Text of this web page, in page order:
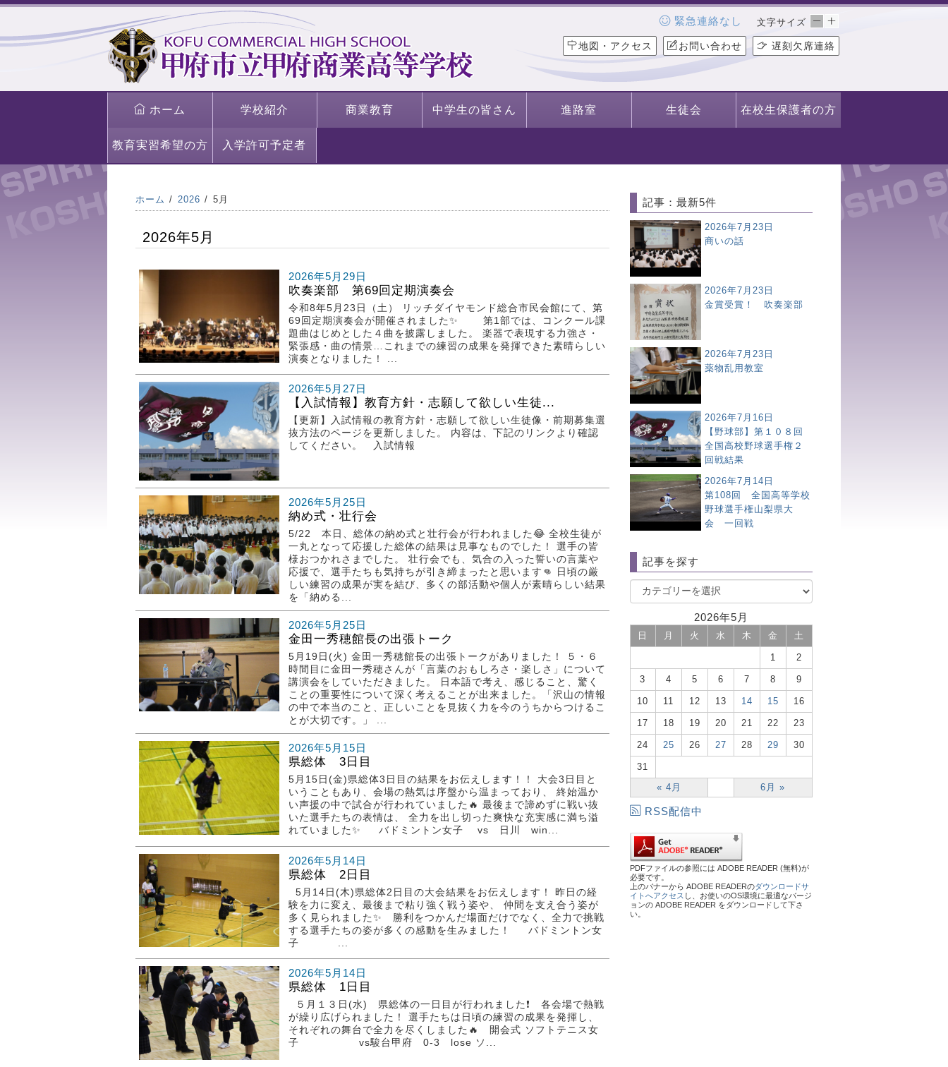
文字サイズ
地図・アクセス お問い合わせ 遅刻欠席連絡
緊急連絡なし
ホーム 学校紹介 商業教育 中学生の皆さん 進路室 生徒会 在校生保護者の方
教育実習希望の方 入学許可予定者
ホーム 2026 5月
2026年5月
2026年5月29日
吹奏楽部 第69回定期演奏会
令和8年5月23日（土） リッチダイヤモンド総合市民会館にて、第
69回定期演奏会が開催されました✨ 第1部では、コンクール課
題曲はじめとした４曲を披露しました。 楽器で表現する力強さ・
緊張感・曲の情景…これまでの練習の成果を発揮できた素晴らしい
演奏となりました！ ...
2026年5月27日
【入試情報】教育方針・志願して欲しい生徒...
【更新】入試情報の教育方針・志願して欲しい生徒像・前期募集選
抜方法のページを更新しました。 内容は、下記のリンクより確認
してください。 入試情報
2026年5月25日
納め式・壮行会
5/22 本日、総体の納め式と壮行会が行われました😂 全校生徒が
一丸となって応援した総体の結果は見事なものでした！ 選手の皆
様おつかれさまでした。 壮行会でも、気合の入った誓いの言葉や
応援で、選手たちも気持ちが引き締まったと思います👊 日頃の厳
しい練習の成果が実を結び、多くの部活動や個人が素晴らしい結果
を「納める...
2026年5月25日
金田一秀穂館長の出張トーク
5月19日(火) 金田一秀穂館長の出張トークがありました！ ５・６
時間目に金田一秀穂さんが「言葉のおもしろさ・楽しさ」について
講演会をしていただきました。 日本語で考え、感じること、驚く
ことの重要性について深く考えることが出来ました。「沢山の情報
の中で本当のこと、正しいことを見抜く力を今のうちからつけるこ
とが大切です。」 ...
2026年5月15日
県総体 3日目
5月15日(金)県総体3日目の結果をお伝えします！！ 大会3日目と
いうこともあり、会場の熱気は序盤から温まっており、 終始温か
い声援の中で試合が行われていました🔥 最後まで諦めずに戦い抜
いた選手たちの表情は、 全力を出し切った爽快な充実感に満ち溢
れていました✨ バドミントン女子 vs 日川 win...
2026年5月14日
県総体 2日目
5月14日(木)県総体2日目の大会結果をお伝えします！ 昨日の経
験を力に変え、最後まで粘り強く戦う姿や、 仲間を支え合う姿が
多く見られました✨ 勝利をつかんだ場面だけでなく、全力で挑戦
する選手たちの姿が多くの感動を生みました！ バドミントン女
子 ...
2026年5月14日
県総体 1日目
５月１３日(水) 県総体の一日目が行われました❗ 各会場で熱戦
が繰り広げられました！ 選手たちは日頃の練習の成果を発揮し、
それぞれの舞台で全力を尽くしました🔥 開会式 ソフトテニス女
子 vs駿台甲府 0-3 lose ソ...
記事：最新5件
2026年7月23日
商いの話
2026年7月23日
金賞受賞！ 吹奏楽部
2026年7月23日
薬物乱用教室
2026年7月16日
【野球部】第１０８回
全国高校野球選手権２
回戦結果
2026年7月14日
第108回 全国高等学校
野球選手権山梨県大
会 一回戦
記事を探す
2026年5月
日 月 火 水 木 金 土
« 4月 6月 »
1 2
3 4 5 6 7 8 9
10 11 12 13 14 15 16
17 18 19 20 21 22 23
24 25 26 27 28 29 30
31
RSS配信中
PDFファイルの参照には ADOBE READER (無料)が
必要です。
上のバナーから ADOBE READERのダウンロードサ
イトへアクセス し、お使いのOS環境に最適なバージ
ョンの ADOBE READER をダウンロードして下さ
い。